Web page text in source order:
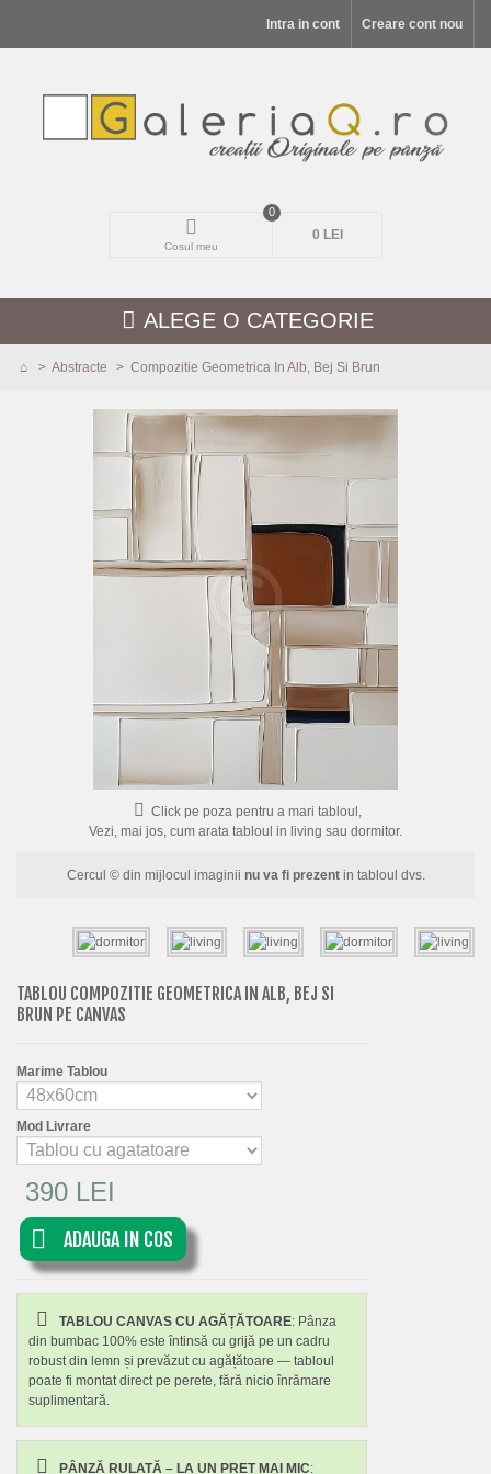
Intra in cont Creare cont nou
Cosul meu
0
0 LEI
ALEGE O CATEGORIE
> Abstracte > Compozitie Geometrica In Alb, Bej Si Brun
Click pe poza pentru a mari tabloul,
Vezi, mai jos, cum arata tabloul in living sau dormitor.
Cercul © din mijlocul imaginii nu va fi prezentin tabloul dvs.
TABLOU COMPOZITIE GEOMETRICA IN ALB, BEJ SI
BRUN PE CANVAS
Marime Tablou
Mod Livrare
390 LEI
ADAUGA IN COS
TABLOU CANVAS CU AGĂȚĂTOARE: Pânza
din bumbac 100% este întinsă cu grijă pe un cadru
robust din lemn și prevăzut cu agățătoare — tabloul
poate fi montat direct pe perete, fără nicio înrămare
suplimentară.
PÂNZĂ RULATĂ – LA UN PRET MAI MIC: